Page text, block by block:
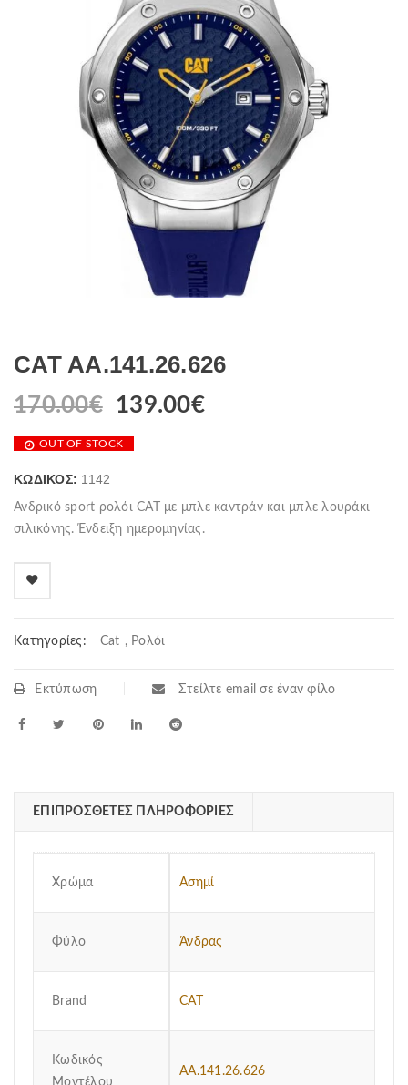
CAT AA.141.26.626
170.00€ 139.00€
OUT OF STOCK
ΚΩΔΙΚΌΣ: 1142
Ανδρικό sport ρολόι CAT με μπλε καντράν και μπλε λουράκι
σιλικόνης. Ένδειξη ημερομηνίας.
Κατηγορίες: Cat , Ρολόι
Εκτύπωση Στείλτε email σε έναν φίλο
ΕΠΙΠΡΌΣΘΕΤΕΣ ΠΛΗΡΟΦΟΡΊΕΣ
Χρώμα Ασημί
Φύλο Άνδρας
Brand CAT
Κωδικός
Μοντέλου
AA.141.26.626